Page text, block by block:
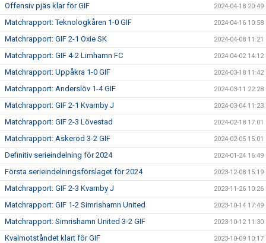
Offensiv pjäs klar för GIF 2024-04-18 20:49
Matchrapport: Teknologkåren 1-0 GIF 2024-04-16 10:58
Matchrapport: GIF 2-1 Oxie SK 2024-04-08 11:21
Matchrapport: GIF 4-2 Limhamn FC 2024-04-02 14:12
Matchrapport: Uppåkra 1-0 GIF 2024-03-18 11:42
Matchrapport: Anderslöv 1-4 GIF 2024-03-11 22:28
Matchrapport: GIF 2-1 Kvarnby J 2024-03-04 11:23
Matchrapport: GIF 2-3 Lövestad 2024-02-18 17:01
Matchrapport: Askeröd 3-2 GIF 2024-02-05 15:01
Definitiv serieindelning för 2024 2024-01-24 16:49
Första serieindelningsförslaget för 2024 2023-12-08 15:19
Matchrapport: GIF 2-3 Kvarnby J 2023-11-26 10:26
Matchrapport: GIF 1-2 Simrishamn United 2023-10-14 17:49
Matchrapport: Simrishamn United 3-2 GIF 2023-10-12 11:30
Kvalmotståndet klart för GIF 2023-10-09 10:17